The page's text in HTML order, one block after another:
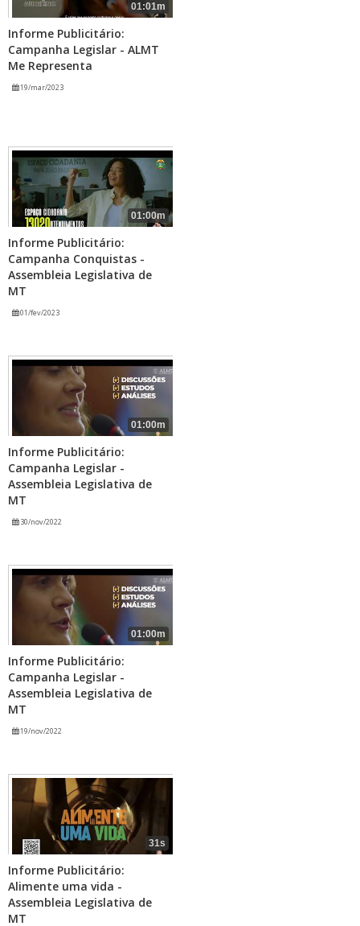
01:01m
Informe Publicitário:
Campanha Legislar - ALMT
Me Representa
19/mar/2023
01:00m
Informe Publicitário:
Campanha Conquistas -
Assembleia Legislativa de
MT
01/fev/2023
01:00m
Informe Publicitário:
Campanha Legislar -
Assembleia Legislativa de
MT
30/nov/2022
01:00m
Informe Publicitário:
Campanha Legislar -
Assembleia Legislativa de
MT
19/nov/2022
31s
Informe Publicitário:
Alimente uma vida -
Assembleia Legislativa de
MT